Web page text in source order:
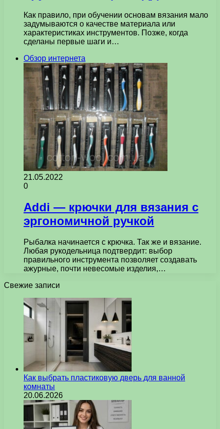
Как правило, при обучении основам вязания мало
задумываются о качестве материала или
характеристиках инструментов. Позже, когда
сделаны первые шаги и…
Обзор интернета
21.05.2022
0
Addi — крючки для вязания с
эргономичной ручкой
Рыбалка начинается с крючка. Так же и вязание.
Любая рукодельница подтвердит: выбор
правильного инструмента позволяет создавать
ажурные, почти невесомые изделия,…
Свежие записи
Как выбрать пластиковую дверь для ванной
комнаты
20.06.2026